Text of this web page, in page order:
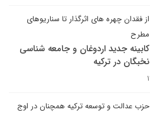
از فقدان چهره های اثرگذار تا سناریوهای
مطرح
کابینه جدید اردوغان و جامعه شناسی
نخبگان در ترکیه
حزب عدالت و توسعه ترکیه همچنان در اوج